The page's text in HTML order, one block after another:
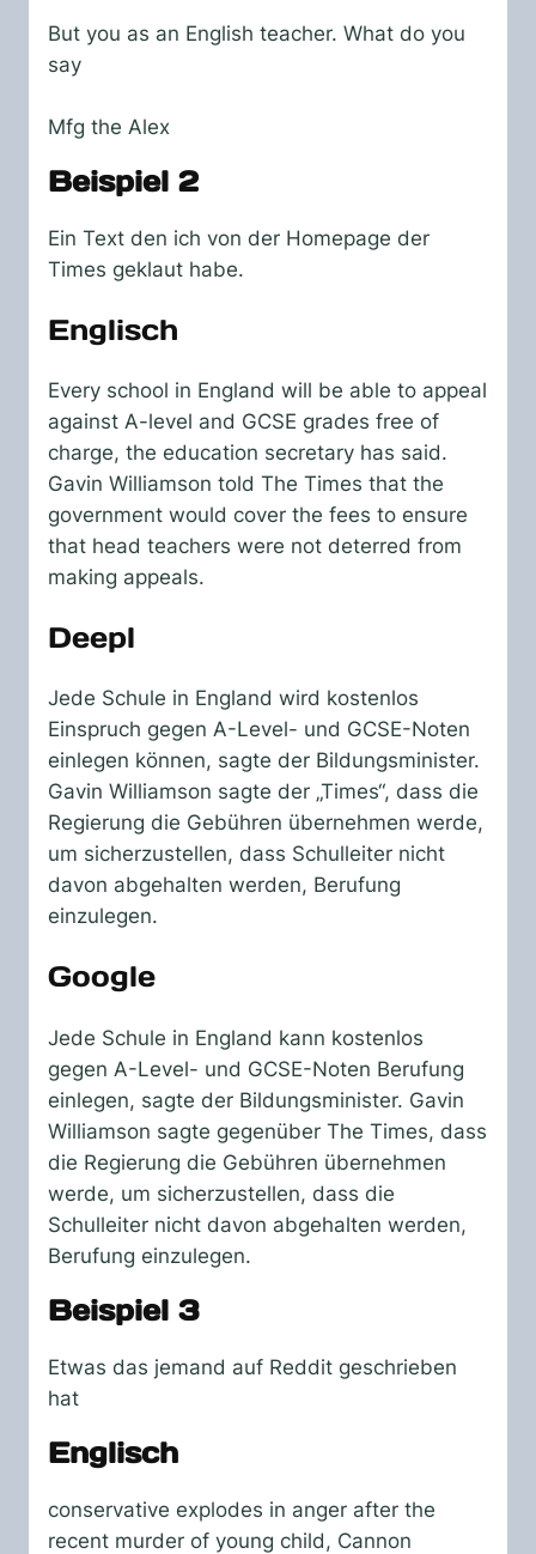
But you as an English teacher. What do you
say
Mfg the Alex
Beispiel 2
Ein Text den ich von der Homepage der
Times geklaut habe.
Englisch
Every school in England will be able to appeal
against A-level and GCSE grades free of
charge, the education secretary has said.
Gavin Williamson told The Times that the
government would cover the fees to ensure
that head teachers were not deterred from
making appeals.
Deepl
Jede Schule in England wird kostenlos
Einspruch gegen A-Level- und GCSE-Noten
einlegen können, sagte der Bildungsminister.
Gavin Williamson sagte der „Times“, dass die
Regierung die Gebühren übernehmen werde,
um sicherzustellen, dass Schulleiter nicht
davon abgehalten werden, Berufung
einzulegen.
Google
Jede Schule in England kann kostenlos
gegen A-Level- und GCSE-Noten Berufung
einlegen, sagte der Bildungsminister. Gavin
Williamson sagte gegenüber The Times, dass
die Regierung die Gebühren übernehmen
werde, um sicherzustellen, dass die
Schulleiter nicht davon abgehalten werden,
Berufung einzulegen.
Beispiel 3
Etwas das jemand auf Reddit geschrieben
hat
Englisch
conservative explodes in anger after the
recent murder of young child, Cannon